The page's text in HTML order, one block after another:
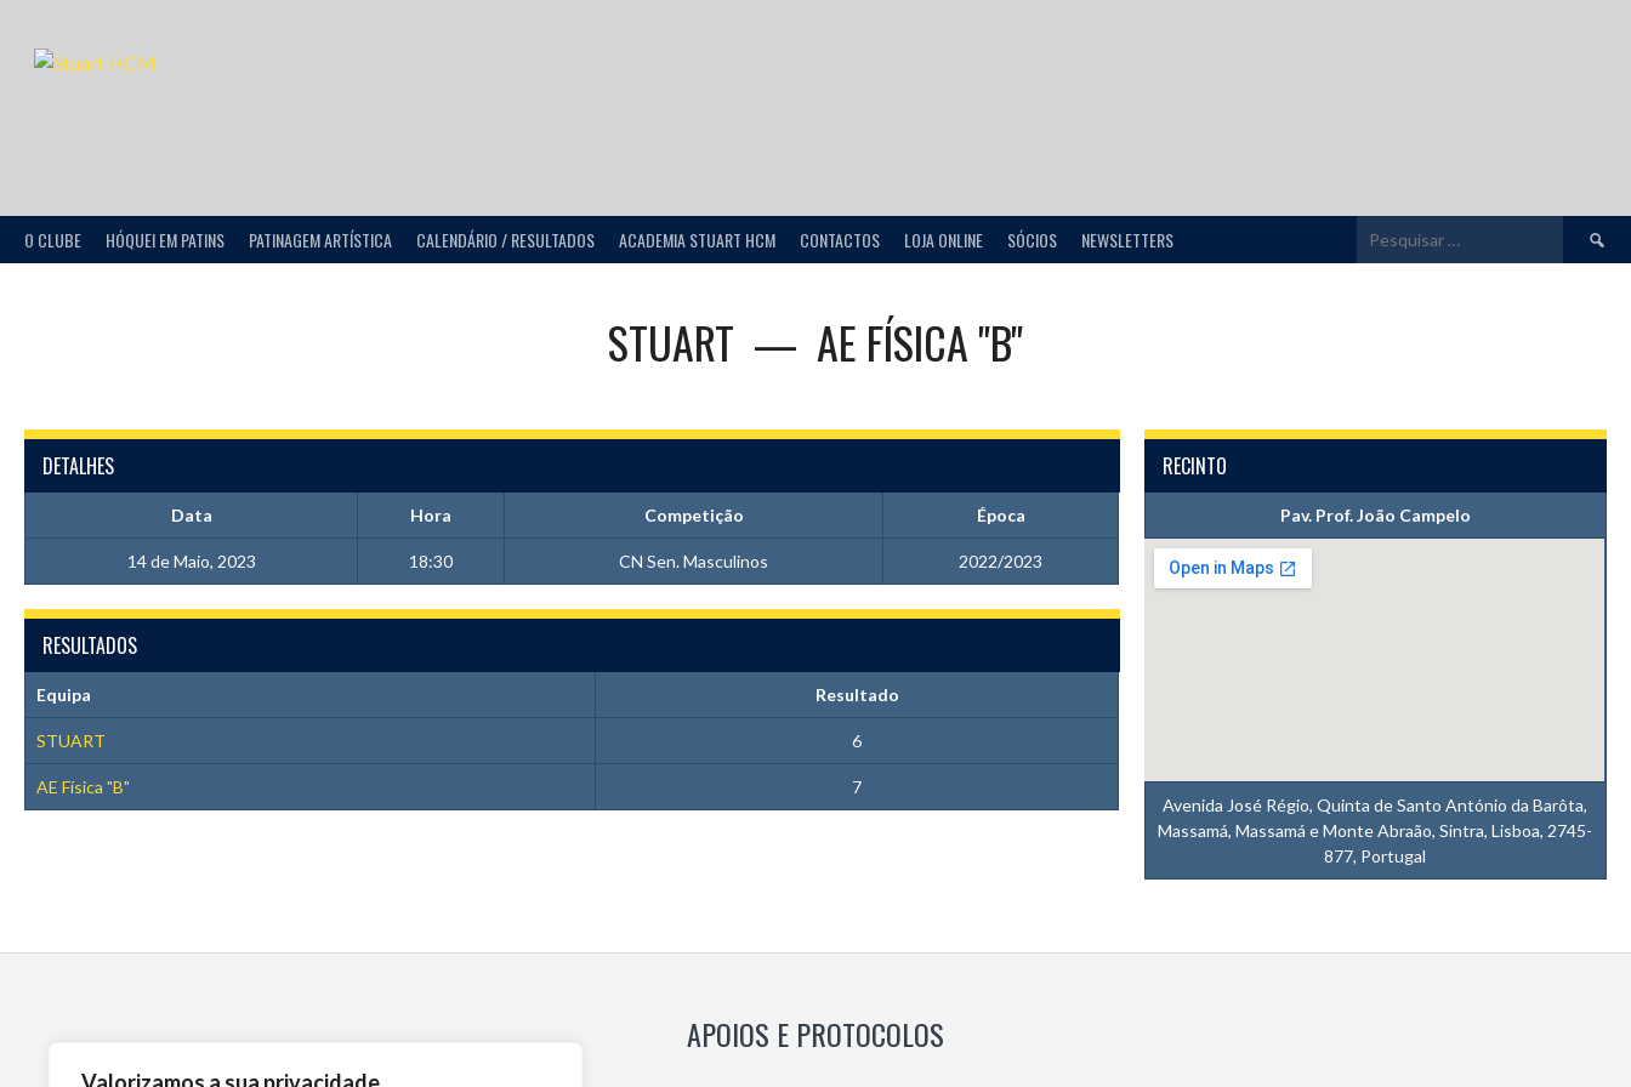
O CLUBE HÓQUEI EM PATINS PATINAGEM ARTÍSTICA CALENDÁRIO / RESULTADOS ACADEMIA STUART HCM CONTACTOS LOJA ONLINE SÓCIOS NEWSLETTERS
por:
STUART — AE FÍSICA "B"
DETALHES
Data Hora Competição Época
14 de Maio, 2023 18:30 CN Sen. Masculinos 2022/2023
RECINTO
Pav. Prof. João Campelo
Avenida José Régio, Quinta de Santo António da Barôta,
Massamá, Massamá e Monte Abraão, Sintra, Lisboa, 2745-
877, Portugal
RESULTADOS
Equipa Resultado
STUART 6
AE Física "B" 7
APOIOS E PROTOCOLOS